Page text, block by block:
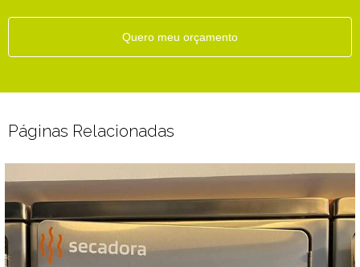
Quero meu orçamento
Páginas Relacionadas